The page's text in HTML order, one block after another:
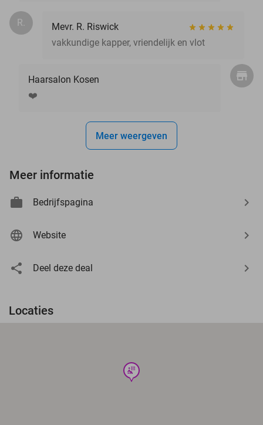
R.
Mevr. R. Riswick
vakkundige kapper, vriendelijk en vlot
Haarsalon Kosen
❤️
Meer weergeven
Meer informatie
Bedrijfspagina
Website
Deel deze deal
Locaties
wellness